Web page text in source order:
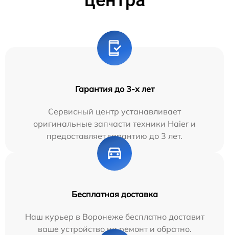
Гарантия до 3-х лет
Сервисный центр устанавливает
оригинальные запчасти техники Haier и
предоставляет гарантию до 3 лет.
Бесплатная доставка
Наш курьер в Воронеже бесплатно доставит
ваше устройство на ремонт и обратно.